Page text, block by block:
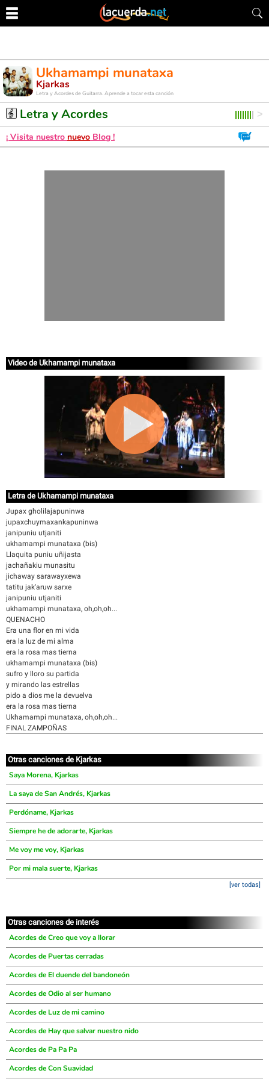
Ukhamampi munataxa
Kjarkas
Letra y Acordes de Guitarra. Aprende a tocar esta canción
Letra y Acordes
¡ Visita nuestro nuevo Blog !
Video de Ukhamampi munataxa
Letra de Ukhamampi munataxa
Jupax gholilajapuninwa
jupaxchuymaxankapuninwa
janipuniu utjaniti
ukhamampi munataxa (bis)
Llaquita puniu uñijasta
jachañakiu munasitu
jichaway sarawayxewa
tatitu jak'aruw sarxe
janipuniu utjaniti
ukhamampi munataxa, oh,oh,oh...
QUENACHO
Era una flor en mi vida
era la luz de mi alma
era la rosa mas tierna
ukhamampi munataxa (bis)
sufro y lloro su partida
y mirando las estrellas
pido a dios me la devuelva
era la rosa mas tierna
Ukhamampi munataxa, oh,oh,oh...
FINAL ZAMPOÑAS
Otras canciones de Kjarkas
Saya Morena, Kjarkas
La saya de San Andrés, Kjarkas
Perdóname, Kjarkas
Siempre he de adorarte, Kjarkas
Me voy me voy, Kjarkas
Por mi mala suerte, Kjarkas
[ver todas]
Otras canciones de interés
Acordes de Creo que voy a llorar
Acordes de Puertas cerradas
Acordes de El duende del bandoneón
Acordes de Odio al ser humano
Acordes de Luz de mi camino
Acordes de Hay que salvar nuestro nido
Acordes de Pa Pa Pa
Acordes de Con Suavidad